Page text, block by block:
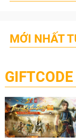
MỚI NHẤT
GIFTCODE